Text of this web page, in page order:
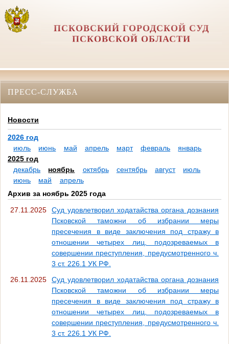
ПСКОВСКИЙ ГОРОДСКОЙ СУД
ПСКОВСКОЙ ОБЛАСТИ
ПРЕСС-СЛУЖБА
Новости
2026 год
июль
июнь май апрель март февраль
январь
2025 год
декабрь
ноябрь октябрь сентябрь август
июль
июнь
май
апрель
Архив за ноябрь 2025 года
27.11.2025
Суд удовлетворил ходатайства органа дознания
Псковской таможни об избрании меры
пресечения в виде заключения под стражу в
отношении четырех лиц, подозреваемых в
совершении преступления, предусмотренного ч.
3 ст. 226.1 УК РФ.
26.11.2025
Суд удовлетворил ходатайства органа дознания
Псковской таможни об избрании меры
пресечения в виде заключения под стражу в
отношении четырех лиц, подозреваемых в
совершении преступления, предусмотренного ч.
3 ст. 226.1 УК РФ.